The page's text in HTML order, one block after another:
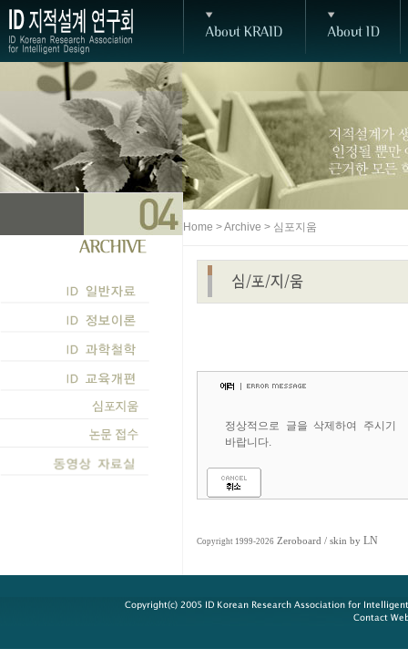
Home > Archive > 심포지움
정상적으로 글을 삭제하여 주시기
바랍니다.
Copyright 1999-2026 Zeroboard / skin by LN